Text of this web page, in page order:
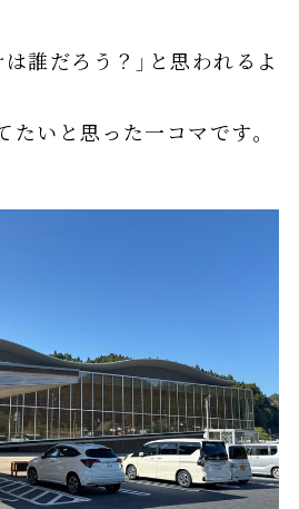
誰だろう？」と思われるよ
たいと思った一コマです。